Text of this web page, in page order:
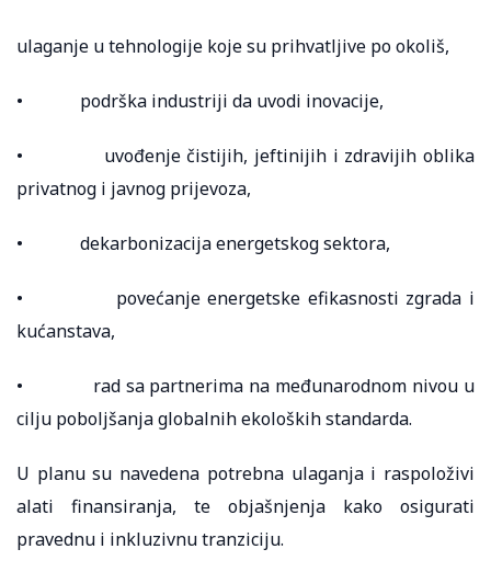
ulaganje u tehnologije koje su prihvatljive po okoliš,
• podrška industriji da uvodi inovacije,
• uvođenje čistijih, jeftinijih i zdravijih oblika
privatnog i javnog prijevoza,
• dekarbonizacija energetskog sektora,
• povećanje energetske efikasnosti zgrada i
kućanstava,
• rad sa partnerima na međunarodnom nivou u
cilju poboljšanja globalnih ekoloških standarda.
U planu su navedena potrebna ulaganja i raspoloživi
alati finansiranja, te objašnjenja kako osigurati
pravednu i inkluzivnu tranziciju.